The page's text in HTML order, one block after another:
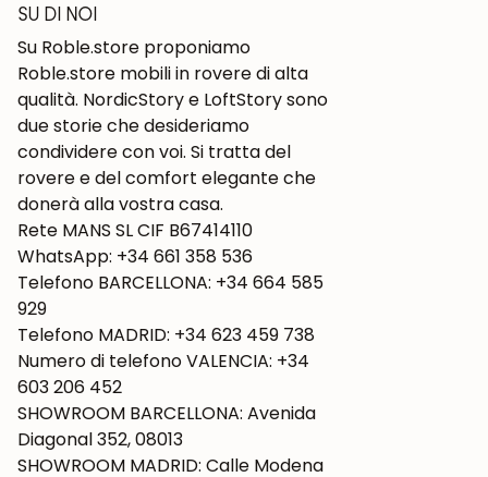
SU DI NOI
Su Roble.store proponiamo
Roble.store mobili in rovere di alta
qualità. NordicStory e LoftStory sono
due storie che desideriamo
condividere con voi. Si tratta del
rovere e del comfort elegante che
donerà alla vostra casa.
Rete MANS SL CIF B67414110
WhatsApp: +34 661 358 536
Telefono BARCELLONA: +34 664 585
929
Telefono MADRID: +34 623 459 738
Numero di telefono VALENCIA: +34
603 206 452
SHOWROOM BARCELLONA: Avenida
Diagonal 352, 08013
SHOWROOM MADRID: Calle Modena